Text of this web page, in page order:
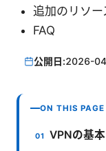
追加のリソ
FAQ
公開日:2026-
ON THIS PAGE
VPNの基